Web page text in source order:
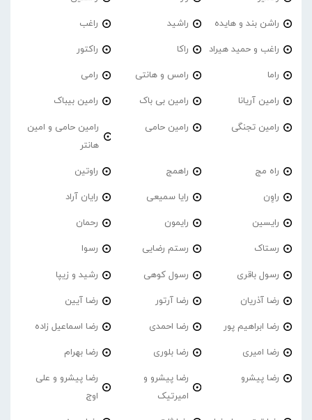
راشن بند و هایده راشید راغب
راغب و حمید هیراد راکا راکتور
راما رامس و هانتی رامی
رامین آریانا رامین بی باک رامین بیباک
رامین تجنگی رامین حامی
رامین حامی و امین
هانتر
راه مج راهمج راوتین
راوِن رایا سمیعی رایان آراد
رایسین رایمون رحمان
رستاک رستم رضایی رسوا
رسول باقری رسول کوهی رشید و زیپا
رضا آذریان رضا آرتور رضا آیین
رضا ابراهیم پور رضا احمدی رضا اسماعیل زاده
رضا امیری رضا بلوری رضا بهرام
رضا پیشرو
رضا پیشرو و
امیرتیک
رضا پیشرو و علی
اوج